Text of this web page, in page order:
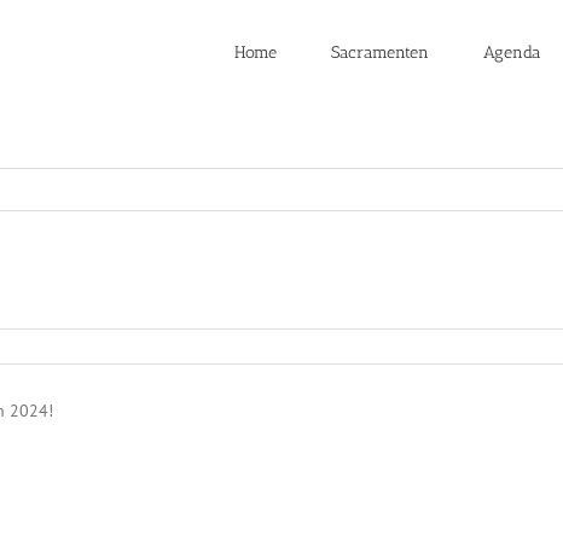
Home Sacramenten Agenda
2024!